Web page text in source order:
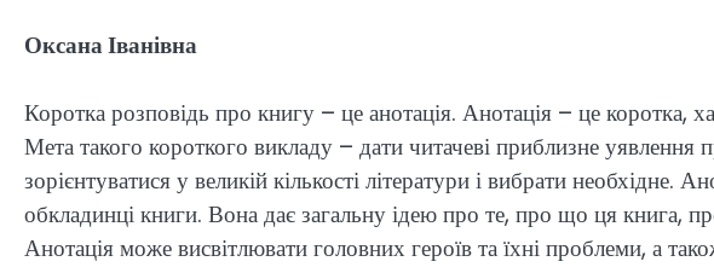
Оксана Іванівна
Коротка розповідь про книгу – це анотація. Анотація – це коротка,
Мета такого короткого викладу – дати читачеві приблизне
зорієнтуватися у великій кількості літератури і вибрати необхідне.
обкладинці книги. Вона дає загальну ідею про те, про що ця книга,
Анотація може висвітлювати головних героїв та їхні проблеми, а